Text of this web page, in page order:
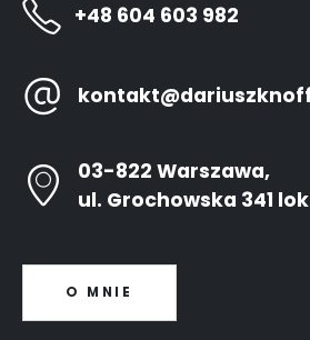
+48 604 603 982
03-822 Warszawa,
ul. Grochowska 341
O MNIE